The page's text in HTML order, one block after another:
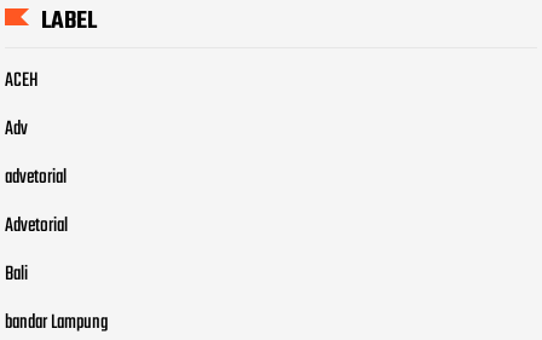
LABEL
ACEH
Adv
advetorial
Advetorial
Bali
bandar Lampung